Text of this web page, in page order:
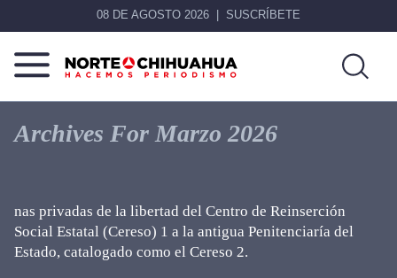
08 DE AGOSTO 2026 SUSCRÍBETE
Norte
De
Chihuahua
Más
que
noticias,
Archives For Marzo 2026
nas privadas de la libertad del Centro de Reinserción
Social Estatal (Cereso) 1 a la antigua Penitenciaría del
Estado, catalogado como el Cereso 2.